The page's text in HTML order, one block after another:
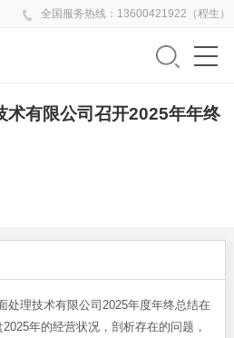
全国 服务热线： 13600421922（程生）
术有限公司召开2025年年终
处理技术有限公司2025年度年终总结在
年的经营状况，剖析存在的问题，